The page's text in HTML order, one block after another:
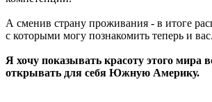
А сменив страну проживания - в итоге
с которыми могу познакомить теперь и вас.
Я хочу показывать красоту этого мира
открывать для себя Южную Америку.